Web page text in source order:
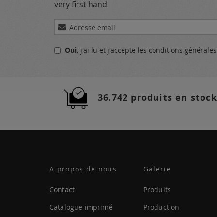
very first hand.
Inscription
à
lettreOui, j'ai lu et j'accepte les conditions générales
36.742 produits en stock
A propos de nous
Contact
Catalogue imprimé
Galerie
Produits
Production